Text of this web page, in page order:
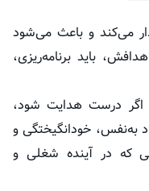
می‌کند و باعث می‌شود
باید برنامه‌ریزی،
اگر درست هدایت شود،
به‌نفس، خودانگیختگی و
که در آینده شغلی و